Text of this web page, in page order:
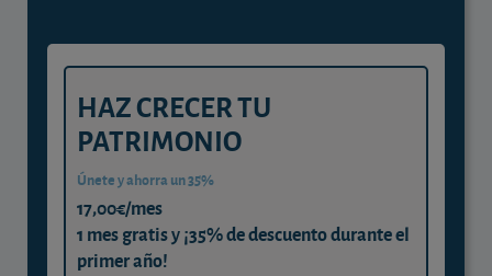
HAZ CRECER TU
PATRIMONIO
Únete y ahorra un 35%
17,00€/mes
1 mes gratis y ¡35% de descuento durante el
primer año!